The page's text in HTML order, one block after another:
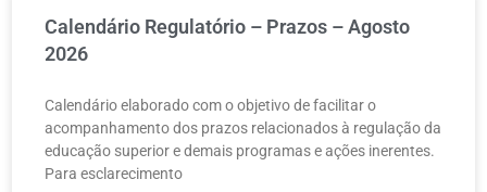
Calendário Regulatório – Prazos – Agosto
2026
Calendário elaborado com o objetivo de facilitar o
acompanhamento dos prazos relacionados à regulação da
educação superior e demais programas e ações inerentes.
Para esclarecimento